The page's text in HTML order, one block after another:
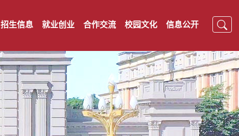
招生信息 就业创业 合作交流 校园文化 信息公开